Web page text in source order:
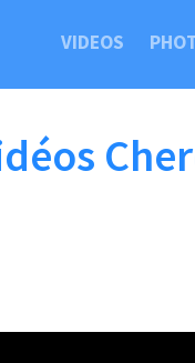
VIDEOS